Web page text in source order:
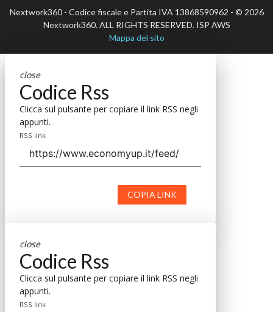
Nextwork360 - Codice fiscale e Partita IVA 13868590962 - © 2026
Nextwork360. ALL RIGHTS RESERVED. ISP AWS
Mappa del sito
close
Codice Rss
Clicca sul pulsante per copiare il link RSS negli
appunti.
RSS link
COPIA LINK
close
Codice Rss
Clicca sul pulsante per copiare il link RSS negli
appunti.
RSS link